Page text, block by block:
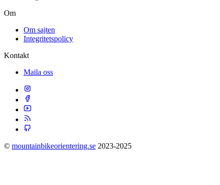
Om
Om sajten
Integritetspolicy
Kontakt
Maila oss
© mountainbikeorientering.se 2023-2025